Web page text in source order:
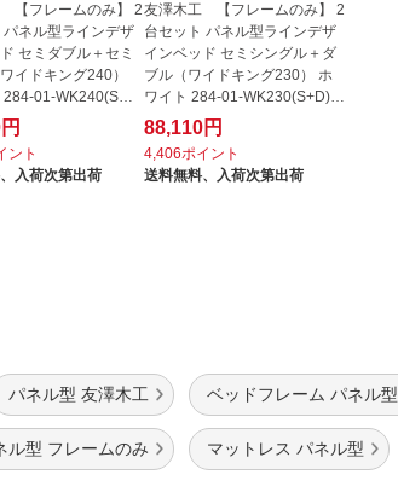
【フレームのみ】 2
パネル型ラインデザ
セミダブル＋セミ
イドキング240）
01-WK240(SD+
ント
入荷次第出荷
友澤木工 【フレームのみ】 2
台セット パネル型ラインデザ
インベッド セミシングル＋ダ
ブル（ワイドキング230） ホ
ワイト 284-01-WK230(S+D)
【キ...
88,110円
4,406ポイント
送料無料、 入荷次第出荷
パネル型 友澤木工 ベッドフレーム パネル型
ル型 フレームのみ マットレス パネル型